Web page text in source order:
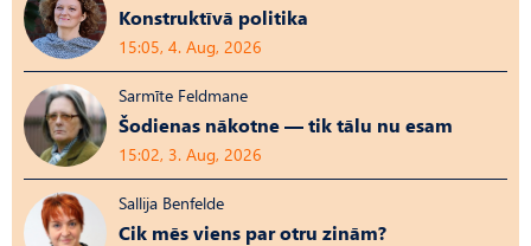
Konstruktīvā politika
15:05, 4. Aug, 2026
Sarmīte Feldmane
Šodienas nākotne — tik tālu nu esam
15:02, 3. Aug, 2026
Sallija Benfelde
Cik mēs viens par otru zinām?